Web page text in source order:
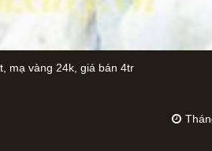
mạ vàng 24k, giá bán 4tr